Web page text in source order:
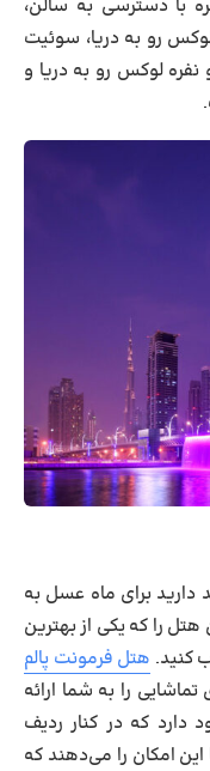
با دسترسی به سالن،
رو به دریا، سوئیت
لوکس رو به دریا و
دارید برای ماه عسل به
را که یکی ازبهترین
کنید. هتل فرمونت پالم
را به شما ارائه
شنا وجود دارد که در کنار ردیف
امکان را می‌دهند که